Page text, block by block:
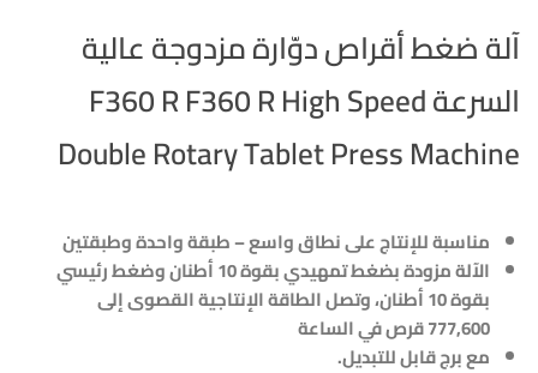
آلة ضغط أقراص دوّارة مزدوجة عالية
السرعة F360 R F360 R High Speed
Double Rotary Tablet Press Machine
مناسبة للإنتاج على نطاق واسع – طبقة واحدة وطبقتين
الآلة مزودة بضغط تمهيدي بقوة 10 أطنان وضغط رئيسي
بقوة 10 أطنان، وتصل الطاقة الإنتاجية القصوى إلى
777,600 قرص في الساعة
مع برج قابل للتبديل.